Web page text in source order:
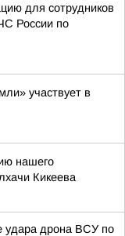
для сотрудников
России по
участвует в
нашего
Кикеева
удара дрона ВСУ по